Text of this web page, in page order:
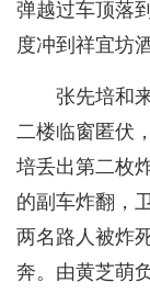
弹越过车顶落
度冲到祥宜坊
张先培和
二楼临窗匿伏
培丢出第二枚
的副车炸翻，
两名路人被炸
奔。由黄芝萌